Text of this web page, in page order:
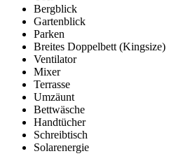
Bergblick
Gartenblick
Parken
Breites Doppelbett (Kingsize)
Ventilator
Mixer
Terrasse
Umzäunt
Bettwäsche
Handtücher
Schreibtisch
Solarenergie